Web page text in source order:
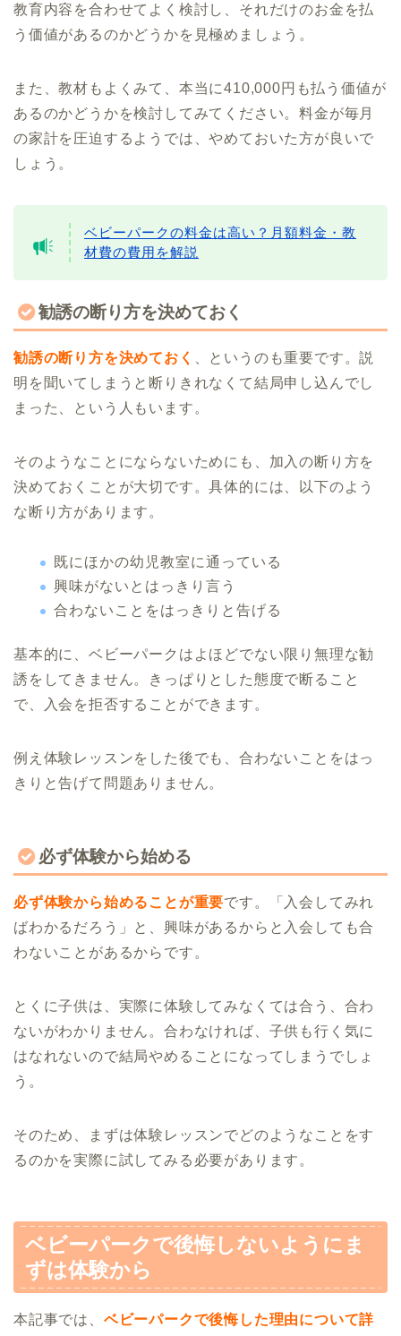
教育内容を合わせてよく検討し、それだけのお金を払
う価値があるのかどうかを見極めましょう。
また、教材もよくみて、本当に410,000円も払う価値が
あるのかどうかを検討してみてください。料金が毎月
の家計を圧迫するようでは、やめておいた方が良いで
しょう。
ベビーパークの料金は高い？月額料金・教
材費の費用を解説
勧誘の断り方を決めておく
勧誘の断り方を決めておく 、というのも重要です。説
明を聞いてしまうと断りきれなくて結局申し込んでし
まった、という人もいます。
そのようなことにならないためにも、加入の断り方を
決めておくことが大切です。具体的には、以下のよう
な断り方があります。
既にほかの幼児教室に通っている
興味がないとはっきり言う
合わないことをはっきりと告げる
基本的に、ベビーパークはよほどでない限り無理な勧
誘をしてきません。きっぱりとした態度で断ること
で、入会を拒否することができます。
例え体験レッスンをした後でも、合わないことをはっ
きりと告げて問題ありません。
必ず体験から始める
必ず体験から始めることが重要です。「入会してみれ
ばわかるだろう」と、興味があるからと入会しても合
わないことがあるからです。
とくに子供は、実際に体験してみなくては合う、合わ
ないがわかりません。合わなければ、子供も行く気に
はなれないので結局やめることになってしまうでしょ
う。
そのため、まずは体験レッスンでどのようなことをす
るのかを実際に試してみる必要があります。
ベビーパークで後悔しないようにま
ずは体験から
本記事では、 ベビーパークで後悔した理由について詳